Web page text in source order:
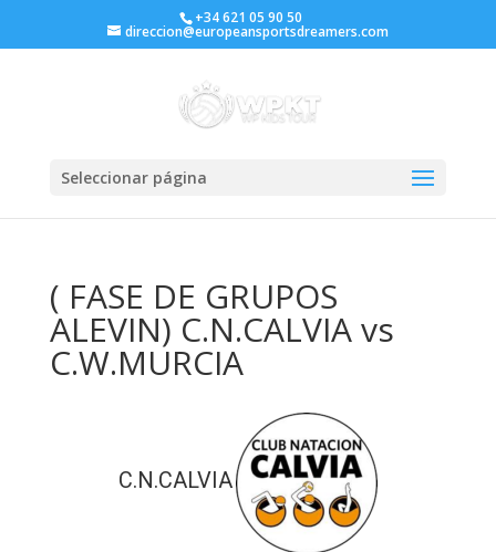
+34 621 05 90 50
direccion@europeansportsdreamers.com
Seleccionar página
( FASE DE GRUPOS
ALEVIN) C.N.CALVIA vs
C.W.MURCIA
C.N.CALVIA